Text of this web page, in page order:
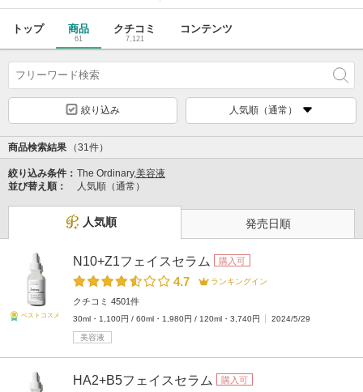
トップ 商品
61
クチコミ
7,121
コンテンツ
絞り込み 人気順（通常）
商品検索結果 （31件）
絞り込み条件： The Ordinary,美容液
並び替え順：
人気順（通常）
人気順 発売日順
ベストコスメ
N10+Z1フェイスセラム 購入可
4.7 ランキングイン
クチコミ 4501件
30ml・1,100円 / 60ml・1,980円 / 120ml・3,740円 2024/5/29
美容液
HA2+B5フェイスセラム 購入可